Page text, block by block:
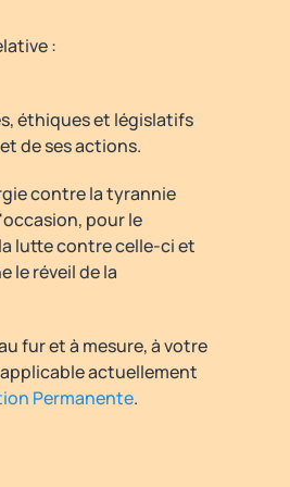
:
éthiques et législatifs
de ses actions.
contre la tyrannie
pour le
lutte contre celle-ci et
le réveil de la
fur et à mesure, à votre
actuellement
Permanente.